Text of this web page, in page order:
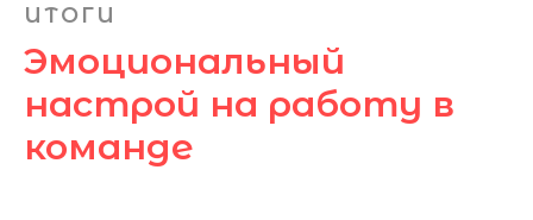
ИТОГИ
Эмоциональный
настрой на работу в
команде